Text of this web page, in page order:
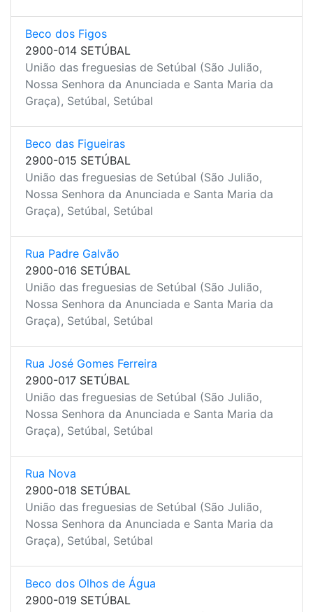
Beco dos Figos
2900-014 SETÚBAL
União das freguesias de Setúbal (São Julião,
Nossa Senhora da Anunciada e Santa Maria da
Graça), Setúbal, Setúbal
Beco das Figueiras
2900-015 SETÚBAL
União das freguesias de Setúbal (São Julião,
Nossa Senhora da Anunciada e Santa Maria da
Graça), Setúbal, Setúbal
Rua Padre Galvão
2900-016 SETÚBAL
União das freguesias de Setúbal (São Julião,
Nossa Senhora da Anunciada e Santa Maria da
Graça), Setúbal, Setúbal
Rua José Gomes Ferreira
2900-017 SETÚBAL
União das freguesias de Setúbal (São Julião,
Nossa Senhora da Anunciada e Santa Maria da
Graça), Setúbal, Setúbal
Rua Nova
2900-018 SETÚBAL
União das freguesias de Setúbal (São Julião,
Nossa Senhora da Anunciada e Santa Maria da
Graça), Setúbal, Setúbal
Beco dos Olhos de Água
2900-019 SETÚBAL